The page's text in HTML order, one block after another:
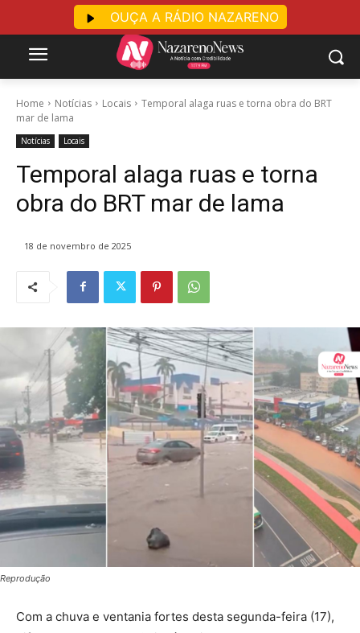
Home Notícias Locais
Temporal alaga ruas e torna obra do BRT
mar de lama
Notícias Locais
Temporal alaga ruas e torna
obra do BRT mar de lama
18 de novembro de 2025
Reprodução
Com a chuva e ventania fortes desta segunda-feira (17),
OUÇA A RÁDIO NAZARENO